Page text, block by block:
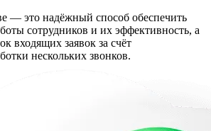
— это надёжный способ обеспечить
сотрудников и их эффективность, а
входящих заявок за счёт
нескольких звонков.